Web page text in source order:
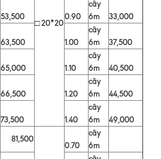
□ 20*20
53,500 0.90
cây
6m
33,000
63,500 1.00
cây
6m
37,500
65,000 1.10
cây
6m
40,500
66,500 1.20
cây
6m
44,500
73,500 1.40
cây
6m
49,000
81,500
0.70
cây
6m